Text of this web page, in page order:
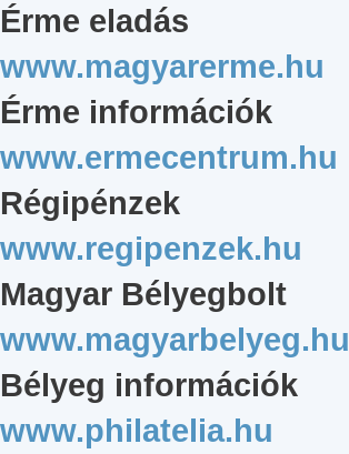
Érme eladás
www.magyarerme.hu
Érme információk
www.ermecentrum.hu
Régipénzek
www.regipenzek.hu
Magyar Bélyegbolt
www.magyarbelyeg.hu
Bélyeg információk
www.philatelia.hu